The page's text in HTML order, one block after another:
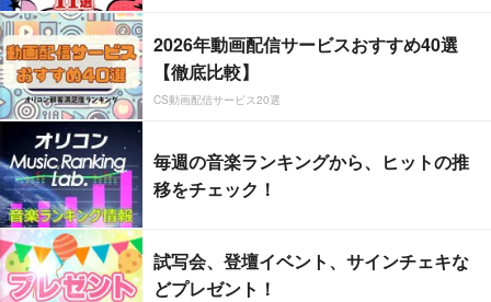
2026年動画配信サービスおすすめ40選
【徹底比較】
CS動画配信サービス20選
毎週の音楽ランキングから、ヒットの推
移をチェック！
試写会、登壇イベント、サインチェキな
どプレゼント！